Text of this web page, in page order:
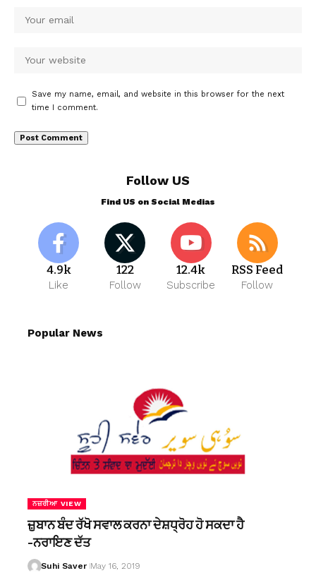
Save my name, email, and website in this browser for the next
time I comment.
Follow US
Find US on Social Medias
4.9k
Like
122
Follow
12.4k
Subscribe
RSS Feed
Follow
Popular News
ਨਜ਼ਰੀਆ VIEW
ਜ਼ੁਬਾਨ ਬੰਦ ਰੱਖੋ ਸਵਾਲ ਕਰਨਾ ਦੇਸ਼ਧ੍ਰੋਹ ਹੋ ਸਕਦਾ ਹੈ
-ਨਰਾਇਣ ਦੱਤ
Suhi Saver May 16, 2019